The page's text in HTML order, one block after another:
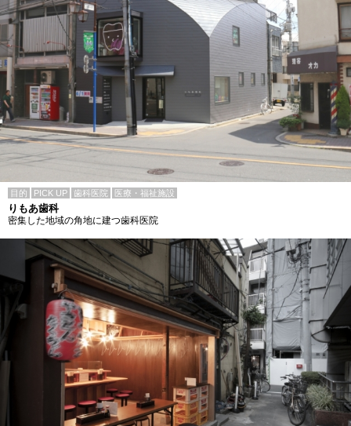
目的 PICK UP 歯科医院 医療・福祉施設
りもあ歯科
密集した地域の角地に建つ歯科医院